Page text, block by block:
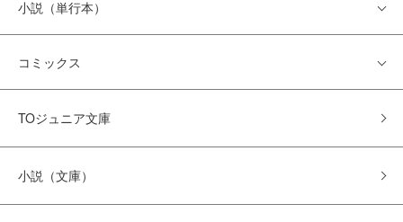
小説（単行本）
コミックス
TOジュニア文庫
小説（文庫）